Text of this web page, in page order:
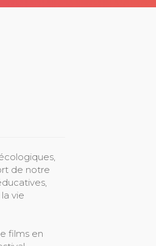
de notre
vie
films en